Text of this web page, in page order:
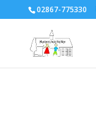
02867-775330